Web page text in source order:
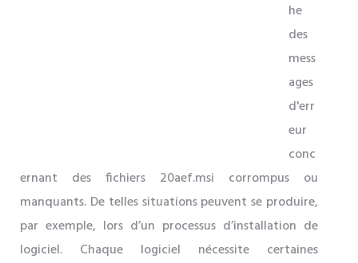
he
des
mess
ages
d'err
eur
conc
ernant des fichiers 20aef.msi corrompus ou
manquants. De telles situations peuvent se produire,
par exemple, lors d’un processus d’installation de
logiciel. Chaque logiciel nécessite certaines